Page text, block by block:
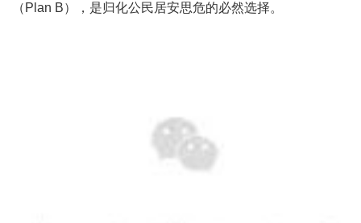
（Plan B），是归化公民居安思危的必然选择。